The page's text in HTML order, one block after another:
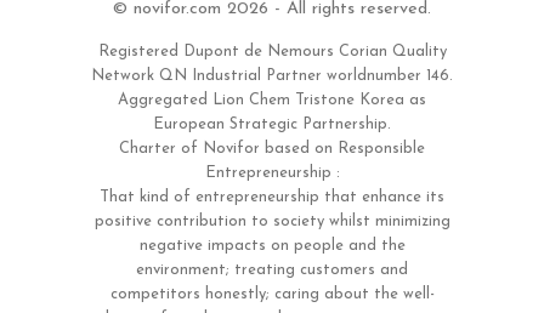
© novifor.com 2026 - All rights reserved.
Registered Dupont de Nemours Corian Quality
Network QN Industrial Partner worldnumber 146.
Aggregated Lion Chem Tristone Korea as
European Strategic Partnership.
Charter of Novifor based on Responsible
Entrepreneurship :
That kind of entrepreneurship that enhance its
positive contribution to society whilst minimizing
negative impacts on people and the
environment; treating customers and
competitors honestly; caring about the well-